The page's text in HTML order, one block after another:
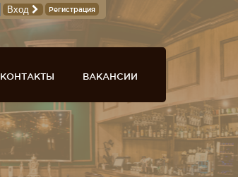
Вход Регистрация
ВАКАНСИИ
КОНТАКТЫ